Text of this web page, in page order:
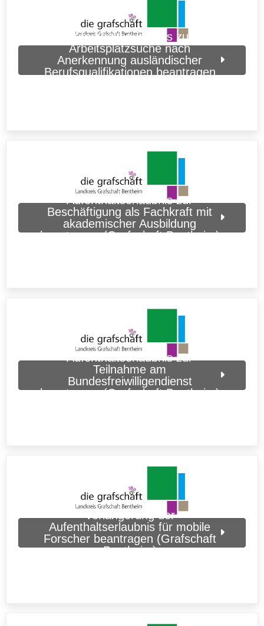
Aufenthaltserlaubnis zur
Arbeitsplatzsuche nach
Anerkennung ausländischer
Berufsqualifikationen beantragen
Aufenthaltserlaubnis zur
Beschäftigung als Fachkraft mit
akademischer Ausbildung
beantragen (Grafschaft Bentheim)
Aufenthaltserlaubnis zur
Teilnahme am
Bundesfreiwilligendienst
beantragen (Grafschaft Bentheim)
Verlängerung der
Aufenthaltserlaubnis für mobile
Forscher beantragen (Grafschaft
Bentheim)